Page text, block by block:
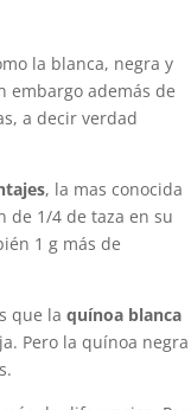
la blanca, negra y
embargo además de
a decir verdad
, la mas conocida
de 1/4 de taza en su
1 g más de
que laquínoa blanca
Pero la quínoa negra